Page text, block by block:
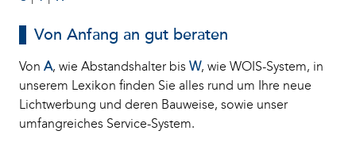
Von Anfang an gut beraten
Von A, wie Abstandshalter bis W, wie WOIS-System, in
unserem Lexikon finden Sie alles rund um Ihre neue
Lichtwerbung und deren Bauweise, sowie unser
umfangreiches Service-System.